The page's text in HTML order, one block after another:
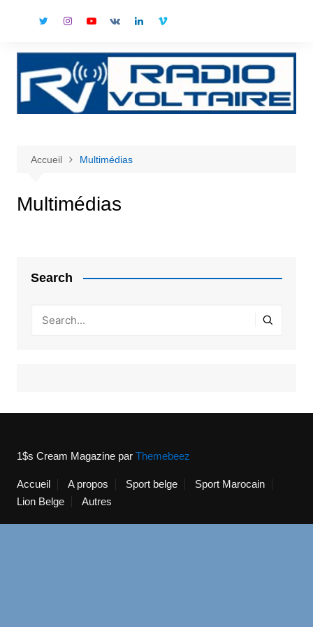
Accueil Multimédias
Multimédias
Search
1$s Cream Magazinepar Themebeez
Accueil A propos Sport belge
Sport Marocain
Lion Belge
Autres